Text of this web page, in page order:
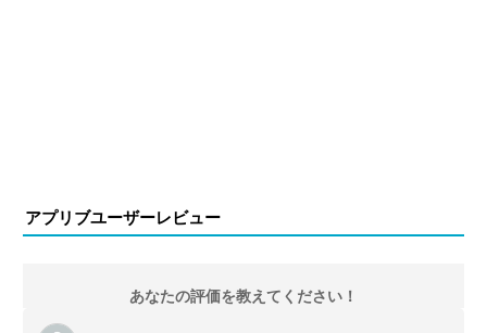
アプリブユーザーレビュー
あなたの評価を教えてください！